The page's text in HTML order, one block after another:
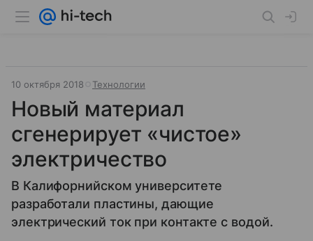
10 октября 2018 Технологии
Новый материал
сгенерирует «чистое»
электричество
В Калифорнийском университете
разработали пластины, дающие
электрический ток при контакте с водой.